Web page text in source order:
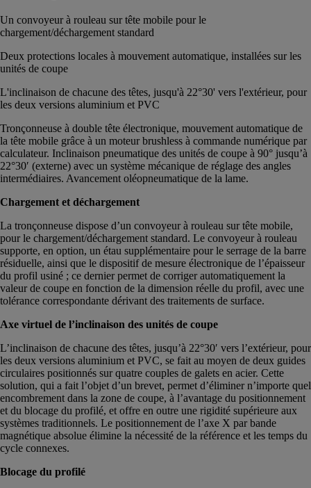
Un convoyeur à rouleau sur tête mobile pour le
chargement/déchargement standard
Deux protections locales à mouvement automatique, installées sur les
unités de coupe
L'inclinaison de chacune des têtes, jusqu'à 22°30' vers l'extérieur, pour
les deux versions aluminium et PVC
Tronçonneuse à double tête électronique, mouvement automatique de
la tête mobile grâce à un moteur brushless à commande numérique par
calculateur. Inclinaison pneumatique des unités de coupe à 90° jusqu’à
22°30′ (externe) avec un système mécanique de réglage des angles
intermédiaires. Avancement oléopneumatique de la lame.
Chargement et déchargement
La tronçonneuse dispose d’un convoyeur à rouleau sur tête mobile,
pour le chargement/déchargement standard. Le convoyeur à rouleau
supporte, en option, un étau supplémentaire pour le serrage de la barre
résiduelle, ainsi que le dispositif de mesure électronique de l’épaisseur
du profil usiné ; ce dernier permet de corriger automatiquement la
valeur de coupe en fonction de la dimension réelle du profil, avec une
tolérance correspondante dérivant des traitements de surface.
Axe virtuel de l’inclinaison des unités de coupe
L’inclinaison de chacune des têtes, jusqu’à 22°30′ vers l’extérieur, pour
les deux versions aluminium et PVC, se fait au moyen de deux guides
circulaires positionnés sur quatre couples de galets en acier. Cette
solution, qui a fait l’objet d’un brevet, permet d’éliminer n’importe quel
encombrement dans la zone de coupe, à l’avantage du positionnement
et du blocage du profilé, et offre en outre une rigidité supérieure aux
systèmes traditionnels. Le positionnement de l’axe X par bande
magnétique absolue élimine la nécessité de la référence et les temps du
cycle connexes.
Blocage du profilé